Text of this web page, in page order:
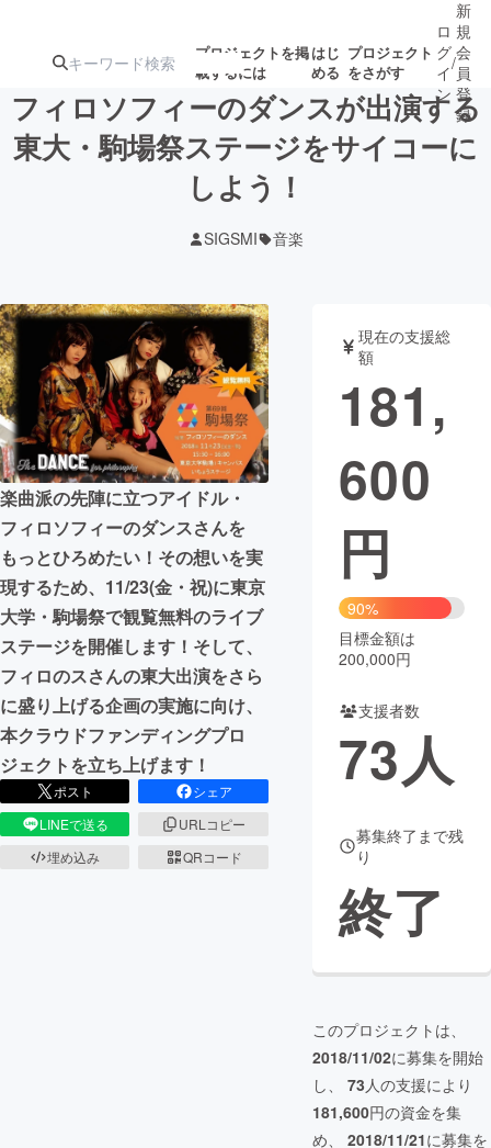
プロジェクトを掲
載するには
はじ
める
プロジェクト
をさがす
注目の新着プロ募集終了が近いプ
テクノロジー・ガジェット
映像・映画 書籍・雑誌
ビジネス・起業 チャレンジ
まちづくり・地域活性化
CAMPFIRE for Social Good
CAMPFIRE Creation
CAMPFIREふるさと納税
コミュニティ
ロ
グ
イ
ン
/
新
規
会
員
登
録
フィロソフィーのダンスが出演する
東大・駒場祭ステージをサイコーに
しよう！
SIGSMI 音楽
楽曲派の先陣に立つアイドル・
フィロソフィーのダンスさんを
もっとひろめたい！その想いを実
現するため、11/23(金・祝)に東京
大学・駒場祭で観覧無料のライブ
ステージを開催します！そして、
フィロのスさんの東大出演をさら
に盛り上げる企画の実施に向け、
本クラウドファンディングプロ
ジェクトを立ち上げます！
ポスト
シェア
LINEで送る
URLコピー
埋め込み
QRコード
現在の支援総
額
181,
600
円
90%
目標金額は
200,000円
支援者数
73人
募集終了まで残
り
終了
このプロジェクトは、
2018/11/02に募集を開始
し、 73人の支援により
181,600円の資金を集
め、 2018/11/21に募集を